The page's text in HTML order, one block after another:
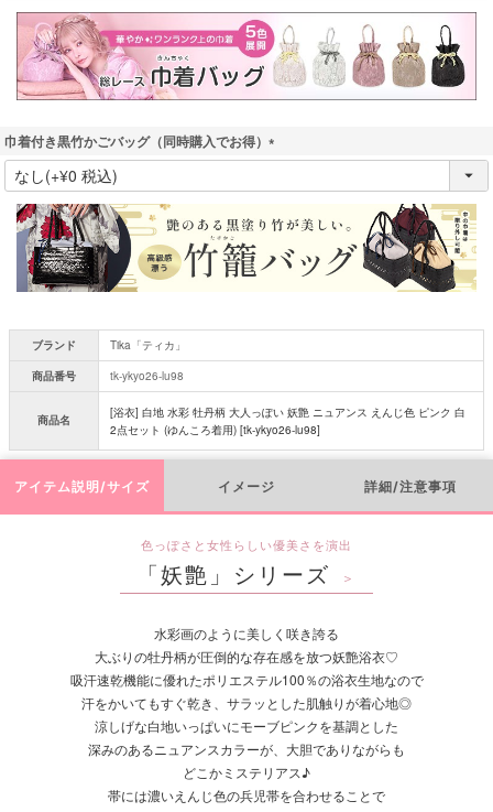
須
)
巾着付き黒竹かごバッグ（同時購入でお得）
(
必
)
ブランド
Tika「ティカ」
商品番号
tk-ykyo26-lu98
商品名
[浴衣] 白地 水彩 牡丹柄 大人っぽい 妖艶 ニュアンス えんじ色 ピンク 白
2点セット (ゆんころ着用) [tk-ykyo26-lu98]
アイテム説明/サイズ イメージ 詳細/注意事項
色っぽさと女性らしい優美さを演出
「妖艶」シリーズ ＞
水彩画のように美しく咲き誇る
大ぶりの牡丹柄が圧倒的な存在感を放つ妖艶浴衣♡
吸汗速乾機能に優れたポリエステル100％の浴衣生地なので
汗をかいてもすぐ乾き、サラッとした肌触りが着心地◎
涼しげな白地いっぱいにモーブピンクを基調とした
深みのあるニュアンスカラーが、大胆でありながらも
どこかミステリアス♪
帯には濃いえんじ色の兵児帯を合わせることで